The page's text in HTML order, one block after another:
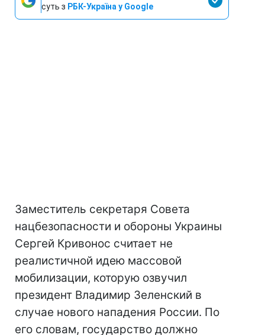
суть з РБК-Україна у Google
Заместитель секретаря Совета
нацбезопасности и обороны Украины
Сергей Кривонос считает не
реалистичной идею массовой
мобилизации, которую озвучил
президент Владимир Зеленский в
случае нового нападения России. По
его словам, государство должно